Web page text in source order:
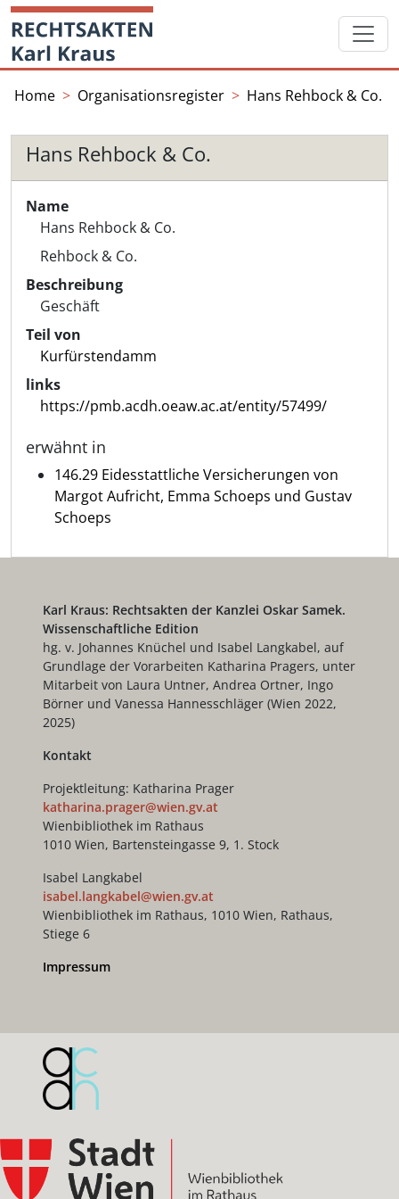
Skip
content
Startseite
Home Organisationsregister Hans Rehbock & Co.
Hans Rehbock & Co.
Name
Hans Rehbock & Co.
Rehbock & Co.
Beschreibung
Geschäft
Teil von
Kurfürstendamm
links
https://pmb.acdh.oeaw.ac.at/entity/57499/
erwähnt in
146.29 Eidesstattliche Versicherungen von
Margot Aufricht, Emma Schoeps und Gustav
Schoeps
Karl Kraus: Rechtsakten der Kanzlei Oskar Samek.
Wissenschaftliche Edition
hg. v. Johannes Knüchel und Isabel Langkabel, auf
Grundlage der Vorarbeiten Katharina Pragers, unter
Mitarbeit von Laura Untner, Andrea Ortner, Ingo
Börner und Vanessa Hannesschläger (Wien 2022,
2025)
Kontakt
Projektleitung: Katharina Prager
katharina.prager@wien.gv.at
Wienbibliothek im Rathaus
1010 Wien, Bartensteingasse 9, 1. Stock
Isabel Langkabel
isabel.langkabel@wien.gv.at
Wienbibliothek im Rathaus, 1010 Wien, Rathaus,
Stiege 6
Impressum